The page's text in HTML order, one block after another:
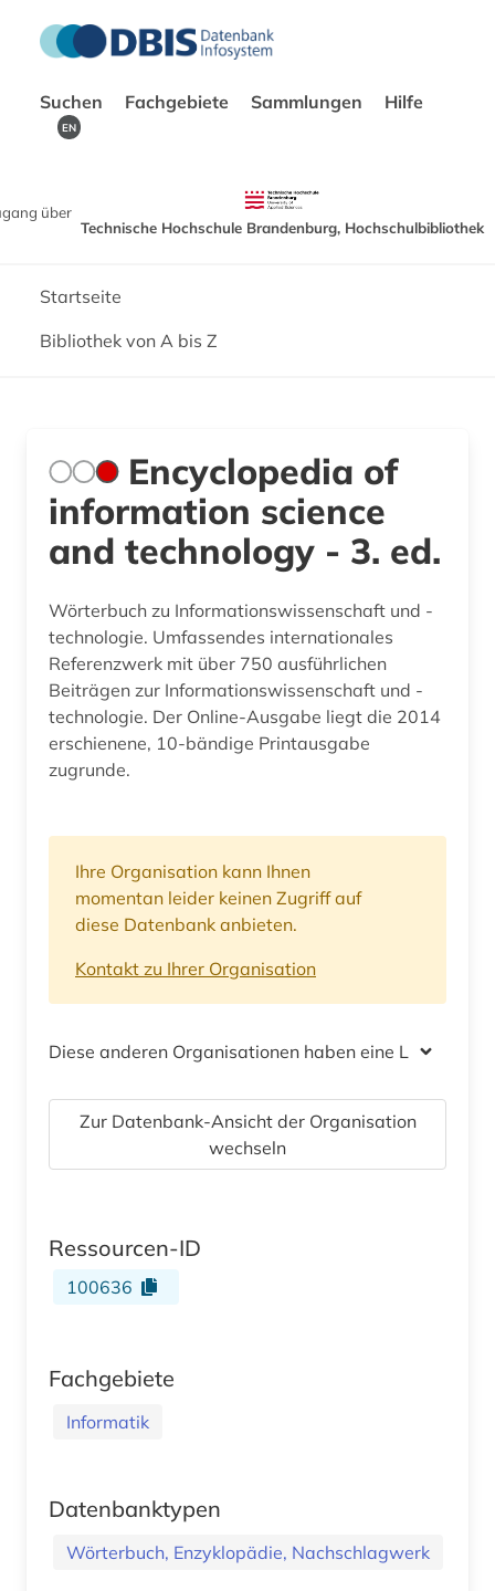
Suchen Fachgebiete Sammlungen Hilfe
EN
über
Technische Hochschule Brandenburg, Hochschulbibliothek
Startseite
Bibliothek von A bis Z
Encyclopedia of
information science
and technology - 3. ed.
Wörterbuch zu Informationswissenschaft und -
technologie. Umfassendes internationales
Referenzwerk mit über 750 ausführlichen
Beiträgen zur Informationswissenschaft und -
technologie. Der Online-Ausgabe liegt die 2014
erschienene, 10-bändige Printausgabe
zugrunde.
Ihre Organisation kann Ihnen
momentan leider keinen Zugriff auf
diese Datenbank anbieten.
Kontakt zu Ihrer Organisation
Diese anderen Organisationen haben eine Lizenz
Zur Datenbank-Ansicht der Organisation
wechseln
Ressourcen-ID
100636
Fachgebiete
Informatik
Datenbanktypen
Wörterbuch, Enzyklopädie, Nachschlagwerk